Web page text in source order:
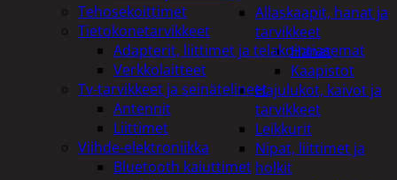
Allaskaapit, hanat ja
tarvikkeet
Hanat
Kaapistot
Hajulukot, kaivot ja
tarvikkeet
Leikkurit
Nipat, liittimet ja
holkit
Tehosekoittimet
Tietokonetarvikkeet
Adapterit, liittimet ja telakointiasemat
Verkkolaitteet
Tv-tarvikkeet ja seinätelineet
Antennit
Liittimet
Viihde-elektroniikka
Bluetooth kaiuttimet